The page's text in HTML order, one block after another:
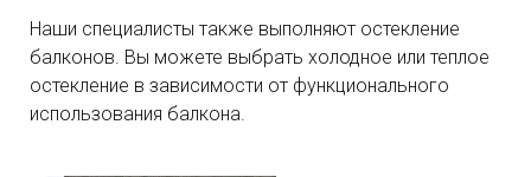
Наши специалисты также выполняют остекление
балконов. Вы можете выбрать холодное или теплое
остекление в зависимости от функционального
использования балкона.